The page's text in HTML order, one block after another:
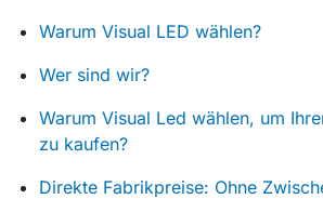
Warum Visual LED wählen?
Wer sind wir?
Warum Visual Led wählen, um
zu kaufen?
Direkte Fabrikpreise: Ohne